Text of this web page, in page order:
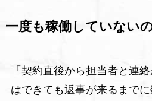
一度も稼働していない
「契約直後から担当者と連
はできても返事が来るまで